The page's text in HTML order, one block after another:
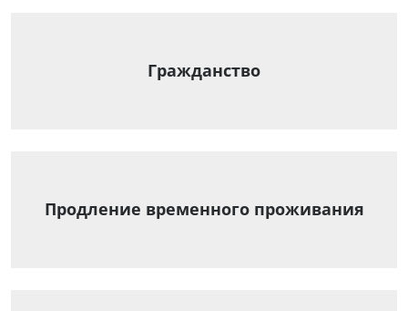
Гражданство
Продление временного проживания